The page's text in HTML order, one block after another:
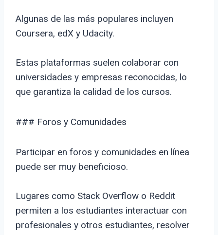
Algunas de las más populares incluyen
Coursera, edX y Udacity.
Estas plataformas suelen colaborar con
universidades y empresas reconocidas, lo
que garantiza la calidad de los cursos.
### Foros y Comunidades
Participar en foros y comunidades en línea
puede ser muy beneficioso.
Lugares como Stack Overflow o Reddit
permiten a los estudiantes interactuar con
profesionales y otros estudiantes, resolver